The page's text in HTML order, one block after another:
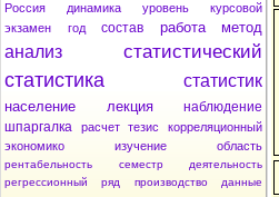
Россия
динамика уровень
курсовой
экзамен
год состав работа метод
анализ статистический
статистика статистик
население лекция
наблюдение
шпаргалка
расчет тезис
корреляционный
экономико
изучение область
рентабельность семестр
деятельность
регрессионный
ряд производство
данные